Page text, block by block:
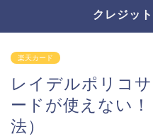
クレジッ
楽天カード
レイデルポリコ
ードが使えない
法）